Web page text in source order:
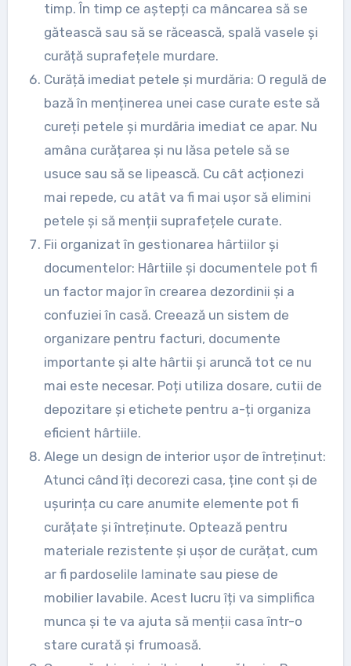
timp. În timp ce aștepți ca mâncarea să se
gătească sau să se răcească, spală vasele și
curăță suprafețele murdare.
Curăță imediat petele și murdăria: O regulă de
bază în menținerea unei case curate este să
cureți petele și murdăria imediat ce apar. Nu
amâna curățarea și nu lăsa petele să se
usuce sau să se lipească. Cu cât acționezi
mai repede, cu atât va fi mai ușor să elimini
petele și să menții suprafețele curate.
Fii organizat în gestionarea hârtiilor și
documentelor: Hârtiile și documentele pot fi
un factor major în crearea dezordinii și a
confuziei în casă. Creează un sistem de
organizare pentru facturi, documente
importante și alte hârtii și aruncă tot ce nu
mai este necesar. Poți utiliza dosare, cutii de
depozitare și etichete pentru a-ți organiza
eficient hârtiile.
Alege un design de interior ușor de întreținut:
Atunci când îți decorezi casa, ține cont și de
ușurința cu care anumite elemente pot fi
curățate și întreținute. Optează pentru
materiale rezistente și ușor de curățat, cum
ar fi pardoselile laminate sau piese de
mobilier lavabile. Acest lucru îți va simplifica
munca și te va ajuta să menții casa într-o
stare curată și frumoasă.